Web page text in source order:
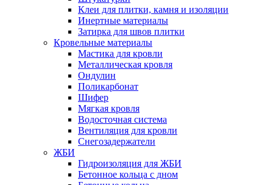
Клеи для плитки, камня и изоляции
Инертные материалы
Затирка для швов плитки
Кровельные материалы
Мастика для кровли
Металлическая кровля
Ондулин
Поликарбонат
Шифер
Мягкая кровля
Водосточная система
Вентиляция для кровли
Снегозадержатели
ЖБИ
Гидроизоляция для ЖБИ
Бетонное кольца с дном